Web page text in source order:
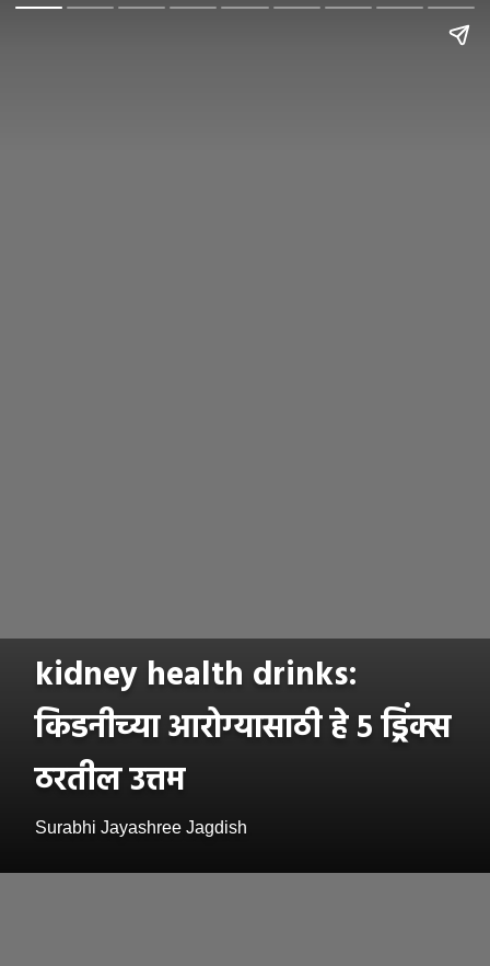
kidney health drinks:
किडनीच्या आरोग्यासाठी हे ५ ड्रिंक्स
ठरतील उत्तम
Surabhi Jayashree Jagdish